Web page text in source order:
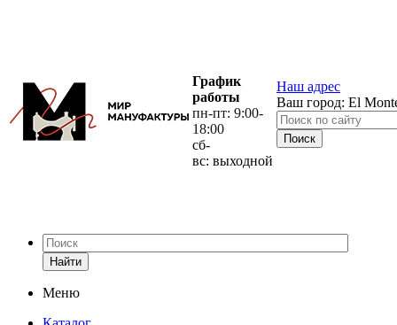
График
работы
пн-пт: 9:00-
18:00
сб-
вс: выходной
Наш адрес
Ваш город: El
Найти
Меню